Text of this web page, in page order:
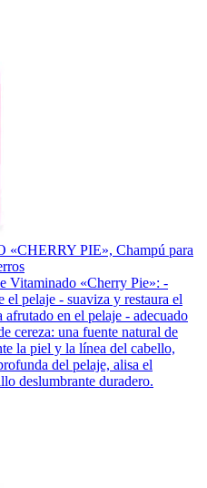
PIE», Champú para
Vitaminado «Cherry Pie»: -
el pelaje - suaviza y restaura el
en el pelaje - adecuado
cereza: una fuente natural de
la piel y la línea del cabello,
del pelaje, alisa el
deslumbrante duradero.